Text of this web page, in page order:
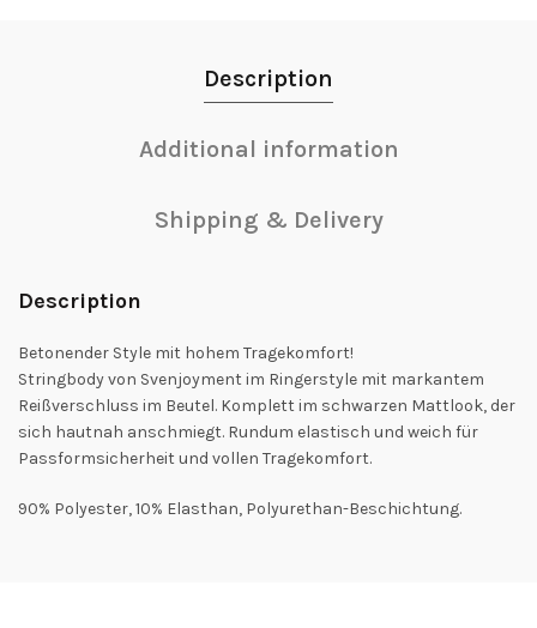
Description
Additional information
Shipping & Delivery
Description
Betonender Style mit hohem Tragekomfort!
Stringbody von Svenjoyment im Ringerstyle mit markantem
Reißverschluss im Beutel. Komplett im schwarzen Mattlook, der
sich hautnah anschmiegt. Rundum elastisch und weich für
Passformsicherheit und vollen Tragekomfort.
90% Polyester, 10% Elasthan, Polyurethan-Beschichtung.